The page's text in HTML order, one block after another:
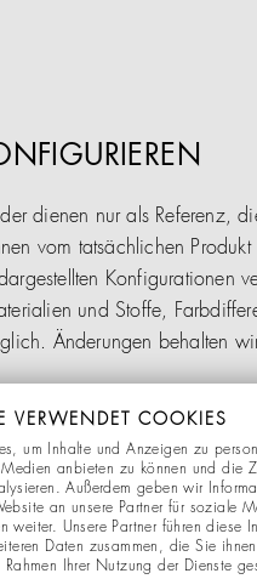
dienen nur als Referenz,
vom tatsächlichen Produkt
Konfigurationen
und Stoffe,
Änderungen behalten
nur bei den
möglich.
auftragsbezogen
VERWENDET COOKIES
um Inhalte und Anzeigen zu
Medien anbieten zu können und die
Außerdem geben wir
an unsere Partner für soziale
weiter. Unsere Partner führen diese
Daten zusammen, die Sie
Ihrer Nutzung der Dienste